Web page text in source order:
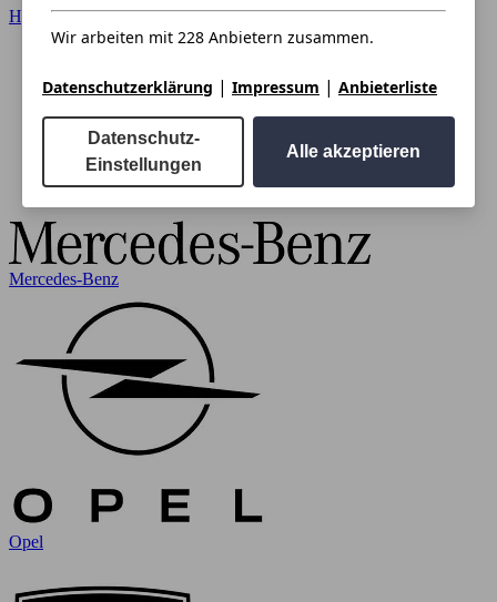
Hyundai
Mercedes-Benz
Opel
Wir arbeiten mit 228 Anbietern zusammen.
Datenschutzerklärung | Impressum | Anbieterliste
Datenschutz-
Einstellungen
Alle akzeptieren